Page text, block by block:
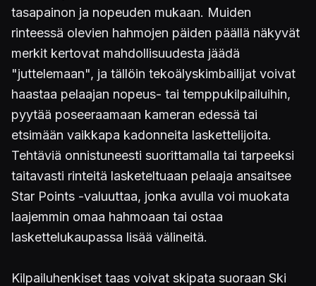
tasapainon ja nopeuden mukaan. Muiden
rinteessä olevien hahmojen päiden päällä näkyvät
merkit kertovat mahdollisuudesta jäädä
"juttelemaan", ja tällöin tekoälyskimbailijat voivat
haastaa pelaajan nopeus- tai temppukilpailuihin,
pyytää poseeraamaan kameran edessä tai
etsimään vaikkapa kadonneita laskettelijoita.
Tehtäviä onnistuneesti suorittamalla tai tarpeeksi
taitavasti rinteitä lasketeltuaan pelaaja ansaitsee
Star Points -valuuttaa, jonka avulla voi muokata
laajemmin omaa hahmoaan tai ostaa
laskettelukaupassa lisää välineitä.
Kilpailuhenkiset taas voivat skipata suoraan Ski